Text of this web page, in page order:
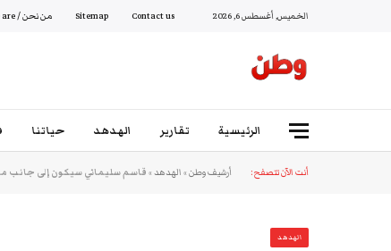
الخميس, أغسطس 6, 2026 Contact us
Sitemap من نحن / Who we are
الرئيسية تقارير الهدهد حياتنا
أنت الآن تتصفح: أرشيف وطن»الهدهد»قاسم سليماني سيكون إلى جانب
الهدهد